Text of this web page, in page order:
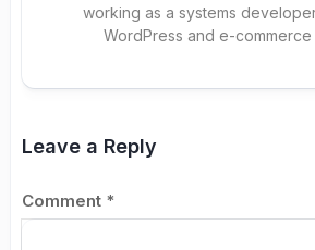
working as a systems
WordPress and e-commerce
Leave a Reply
Comment *